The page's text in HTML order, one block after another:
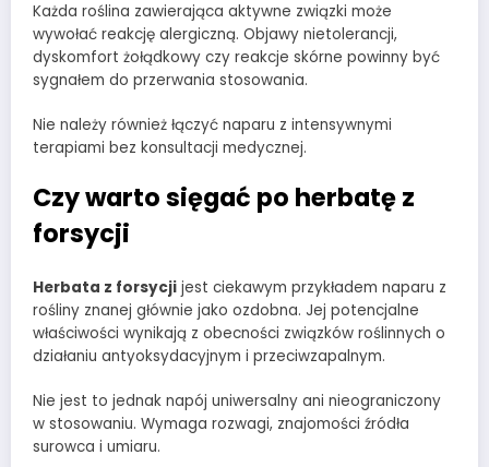
Każda roślina zawierająca aktywne związki może
wywołać reakcję alergiczną. Objawy nietolerancji,
dyskomfort żołądkowy czy reakcje skórne powinny być
sygnałem do przerwania stosowania.
Nie należy również łączyć naparu z intensywnymi
terapiami bez konsultacji medycznej.
Czy warto sięgać po herbatę z
forsycji
Herbata z forsycji jest ciekawym przykładem naparu z
rośliny znanej głównie jako ozdobna. Jej potencjalne
właściwości wynikają z obecności związków roślinnych o
działaniu antyoksydacyjnym i przeciwzapalnym.
Nie jest to jednak napój uniwersalny ani nieograniczony
w stosowaniu. Wymaga rozwagi, znajomości źródła
surowca i umiaru.